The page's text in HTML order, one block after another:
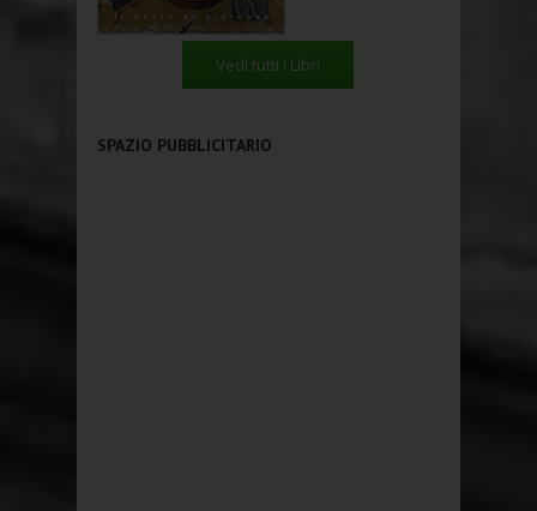
Vedi tutti i Libri
SPAZIO PUBBLICITARIO